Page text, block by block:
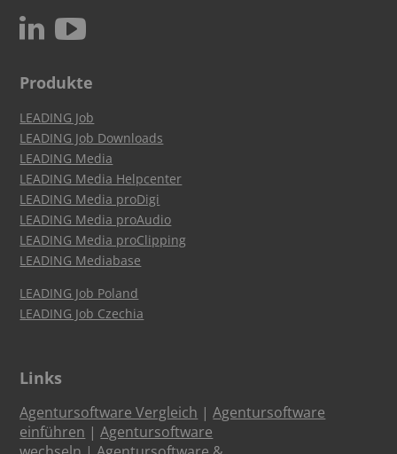
N c
Produkte
LEADING Job
LEADING Job Downloads
LEADING Media
LEADING Media Helpcenter
LEADING Media proDigi
LEADING Media proAudio
LEADING Media proClipping
LEADING Mediabase
LEADING Job Poland
LEADING Job Czechia
Links
Agentursoftware Vergleich |Agentursoftware
einführen |Agentursoftware